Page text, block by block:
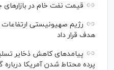
قیمت نفت خام در
رژیم صهیونیستی ارتفاعات
هدف قرار داد
پیامدهای کاهش ذخایر
پرده محتاط شدن آمریکا